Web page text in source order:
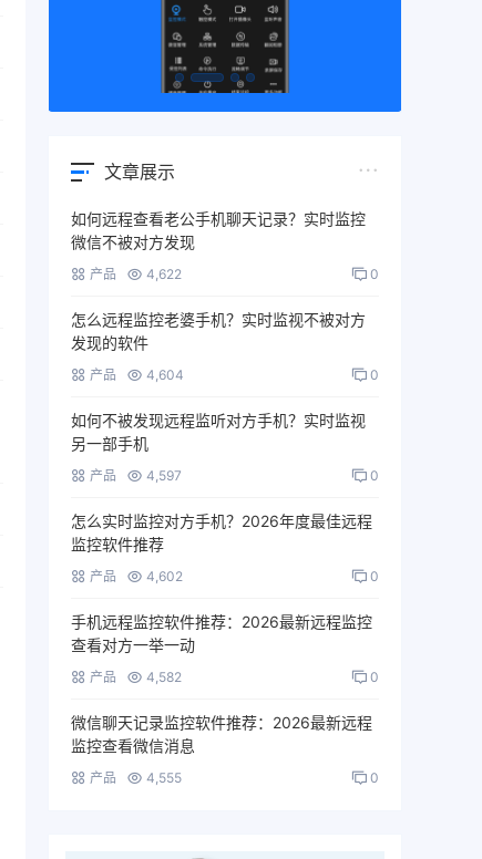
文章展示
如何远程查看老公手机聊天记录？实时监控
微信不被对方发现
产品 4,622 0
怎么远程监控老婆手机？实时监视不被对方
发现的软件
产品 4,604 0
如何不被发现远程监听对方手机？实时监视
另一部手机
产品 4,597 0
怎么实时监控对方手机？2026年度最佳远程
监控软件推荐
产品 4,602 0
手机远程监控软件推荐：2026最新远程监控
查看对方一举一动
产品 4,582 0
微信聊天记录监控软件推荐：2026最新远程
监控查看微信消息
产品 4,555 0